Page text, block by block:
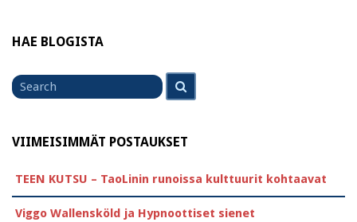
HAE BLOGISTA
Search
for
VIIMEISIMMÄT POSTAUKSET
TEEN KUTSU – TaoLinin runoissa kulttuurit kohtaavat
Viggo Wallensköld ja Hypnoottiset sienet